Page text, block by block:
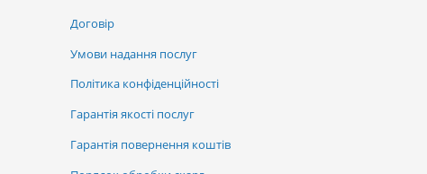
Договір
Умови надання послуг
Політика конфіденційності
Гарантія якості послуг
Гарантія повернення коштів